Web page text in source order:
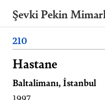
Şevki Pekin
mimarlık ofisini, 2020
Ömer Pekin yönetmektedir.
Projeler
210
Hastane
Baltalimanı, İstanbul
1997